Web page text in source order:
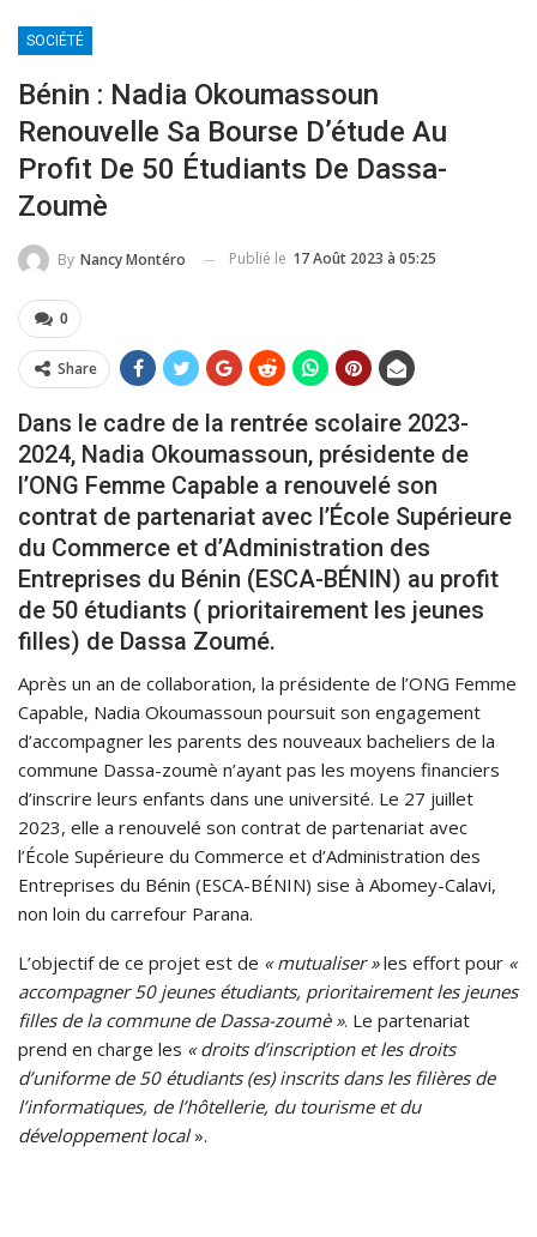
SOCIÉTÉ
Bénin : Nadia Okoumassoun
Renouvelle Sa Bourse D’étude Au
Profit De 50 Étudiants De Dassa-
Zoumè
By Nancy Montéro Publié le 17 Août 2023 à 05:25
0
Share
Dans le cadre de la rentrée scolaire 2023-
2024, Nadia Okoumassoun, présidente de
l’ONG Femme Capable a renouvelé son
contrat de partenariat avec l’École Supérieure
du Commerce et d’Administration des
Entreprises du Bénin (ESCA-BÉNIN) au profit
de 50 étudiants ( prioritairement les jeunes
filles) de Dassa Zoumé.
Après un an de collaboration, la présidente de l’ONG Femme
Capable, Nadia Okoumassoun poursuit son engagement
d’accompagner les parents des nouveaux bacheliers de la
commune Dassa-zoumè n’ayant pas les moyens financiers
d’inscrire leurs enfants dans une université. Le 27 juillet
2023, elle a renouvelé son contrat de partenariat avec
l’École Supérieure du Commerce et d’Administration des
Entreprises du Bénin (ESCA-BÉNIN) sise à Abomey-Calavi,
non loin du carrefour Parana.
L’objectif de ce projet est de « mutualiser »les effort pour «
accompagner 50 jeunes étudiants, prioritairement les jeunes
filles de la commune de Dassa-zoumè ». Le partenariat
prend en charge les « droits d’inscription et les droits
d’uniforme de 50 étudiants (es) inscrits dans les filières de
l’informatiques, de l’hôtellerie, du tourisme et du
développement local».